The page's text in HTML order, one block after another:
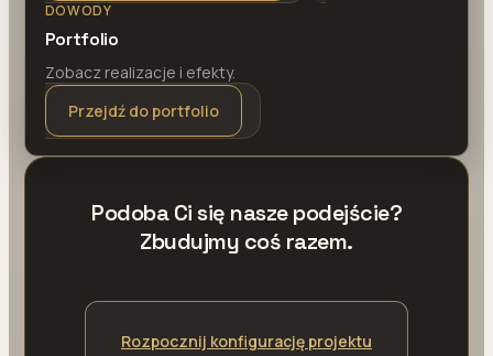
DOWODY
Portfolio
Zobacz realizacje i efekty.
Przejdź do portfolio
Podoba Ci się nasze podejście?
Zbudujmy coś razem.
Rozpocznij konfigurację projektu